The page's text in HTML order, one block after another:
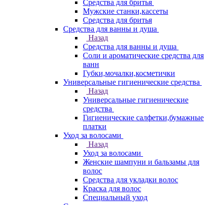
Средства для бритья
Мужские станки,кассеты
Средства для бритья
Средства для ванны и душа
Назад
Средства для ванны и душа
Соли и ароматические средства для
ванн
Губки,мочалки,косметички
Универсальные гигиенические средства
Назад
Универсальные гигиенические
средства
Гигиенические салфетки,бумажные
платки
Уход за волосами
Назад
Уход за волосами
Женские шампуни и бальзамы для
волос
Средства для укладки волос
Краска для волос
Специальный уход